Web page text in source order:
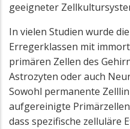
geeigneter
In vielen Studien wurde
Erregerklassen mit
primären Zellen des
Astrozyten oder auch
Sowohl permanente
aufgereinigte
dass spezifische zelluläre